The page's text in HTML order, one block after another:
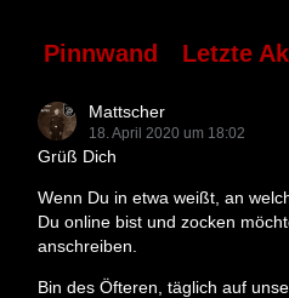
Pinnwand Letzte
Mattscher
18. April 2020 um 18:02
Grüß Dich
Wenn Du in etwa weißt, an
Du online bist und zocken
anschreiben.
Bin des Öfteren, täglich auf